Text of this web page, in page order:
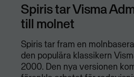
Spiris tar Visma
till molnet
Spiris tar fram en
den populära klassikern
2000. Den nya versionen